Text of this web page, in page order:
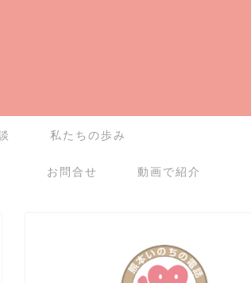
私たちの歩み
お問合せ 動画で紹介